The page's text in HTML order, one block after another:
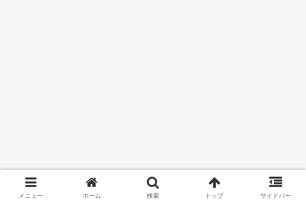
メニュー ホーム 検索 トップ サイドバー